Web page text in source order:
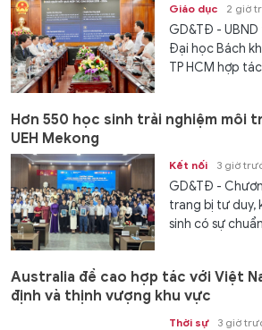
Giáo dục 2 giờ
GD&TĐ - UBND
Đại học Bách
TP HCM hợp
Hơn 550 học sinh trải nghiệm môi
UEH Mekong
Kết nối 3 giờ
GD&TĐ -
trang bị tư duy,
sinh có sự
Australia đề cao hợp tác với Việt
định và thịnh vượng khu vực
Thời sự 3 giờ